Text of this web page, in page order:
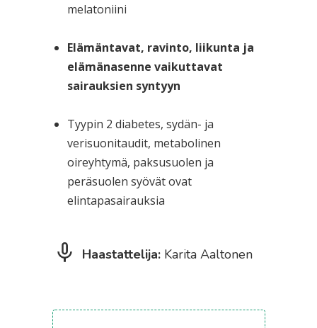
melatoniini
Elämäntavat, ravinto, liikunta ja
elämänasenne vaikuttavat
sairauksien syntyyn
Tyypin 2 diabetes, sydän- ja
verisuonitaudit, metabolinen
oireyhtymä, paksusuolen ja
peräsuolen syövät ovat
elintapasairauksia
Haastattelija: Karita Aaltonen